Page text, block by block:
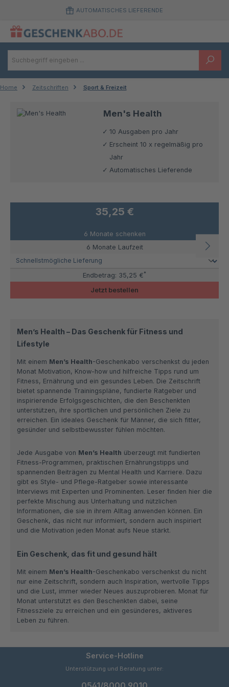
Zum Hauptinhalt springenAUTOMATISCHES LIEFERENDE
Home Zeitschriften Sport & Freizeit
Men's Health
10 Ausgaben pro Jahr
Erscheint 10 x regelmäßig pro
Jahr
Automatisches Lieferende
35,25 €
6 Monate schenken
6 Monate Laufzeit
Endbetrag: 35,25 €*
Jetzt bestellen
Men’s Health – Das Geschenk für Fitness und
Lifestyle
Mit einem Men’s Health-Geschenkabo verschenkst du jeden
Monat Motivation, Know-how und hilfreiche Tipps rund um
Fitness, Ernährung und ein gesundes Leben. Die Zeitschrift
bietet spannende Trainingspläne, fundierte Ratgeber und
inspirierende Erfolgsgeschichten, die den Beschenkten
unterstützen, ihre sportlichen und persönlichen Ziele zu
erreichen. Ein ideales Geschenk für Männer, die sich fitter,
gesünder und selbstbewusster fühlen möchten.
Jede Ausgabe von Men’s Health überzeugt mit fundierten
Fitness-Programmen, praktischen Ernährungstipps und
spannenden Beiträgen zu Mental Health und Karriere. Dazu
gibt es Style- und Pflege-Ratgeber sowie interessante
Interviews mit Experten und Prominenten. Leser finden hier die
perfekte Mischung aus Unterhaltung und nützlichen
Informationen, die sie in ihrem Alltag anwenden können. Ein
Geschenk, das nicht nur informiert, sondern auch inspiriert
und die Motivation jeden Monat aufs Neue stärkt.
Ein Geschenk, das fit und gesund hält
Mit einem Men’s Health-Geschenkabo verschenkst du nicht
nur eine Zeitschrift, sondern auch Inspiration, wertvolle Tipps
und die Lust, immer wieder Neues auszuprobieren. Monat für
Monat unterstützt es den Beschenkten dabei, seine
Fitnessziele zu erreichen und ein gesünderes, aktiveres
Leben zu führen.
Service-Hotline
Unterstützung und Beratung unter: